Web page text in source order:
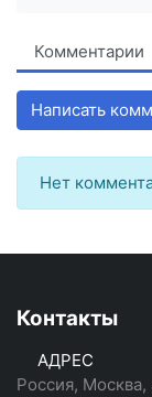
Комментарии
Написать
Нет
Контакты
АДРЕС
Россия, Москва,